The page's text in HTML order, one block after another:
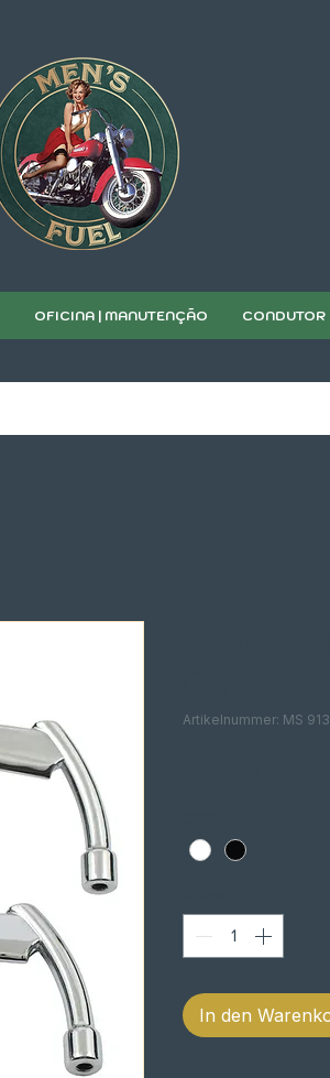
OFICINA | MANUTENÇÃO CONDUTOR
Artikelnummer: MS
In den